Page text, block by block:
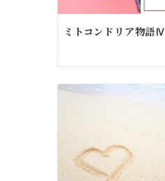
ミトコンドリア物語Ⅳ